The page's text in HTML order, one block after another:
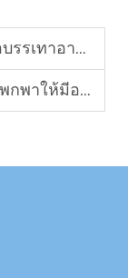
เมื่อยล้าของตา
รี่สูงสุดควรทำอย่างไร